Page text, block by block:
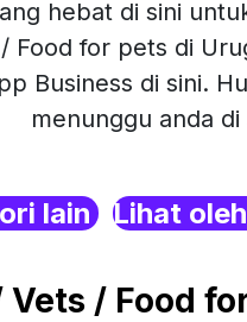
hebat di sini
Food for pets di
Business di sini.
menunggu anda di
lain Lihat
/ Food